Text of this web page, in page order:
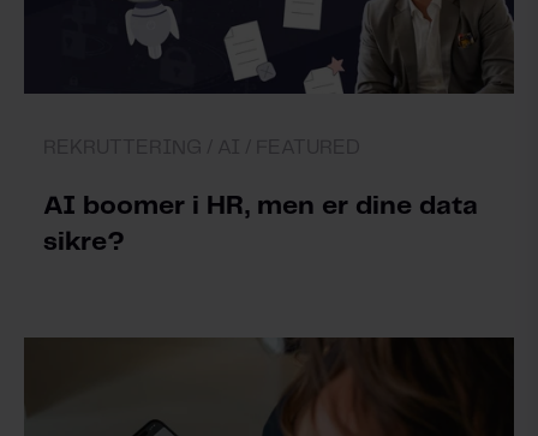
AI boomer i HR, men er dine data
sikre?